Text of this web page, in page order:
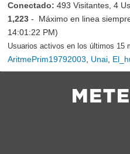
Conectado: 493 Visitantes, 4
1,223 - Máximo en linea
14:01:22 PM)
Usuarios activos en los últimos 15
AritmePrim19792003 Unai